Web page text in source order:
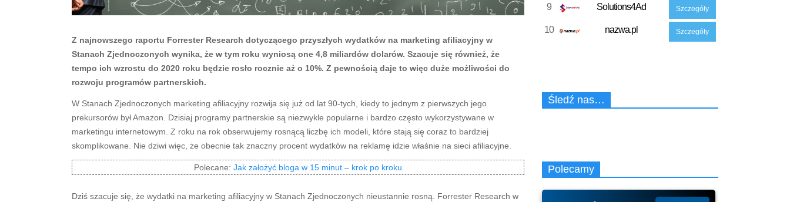
Z najnowszego raportu Forrester Research dotyczącego przyszłych wydatków na marketing afiliacyjny w
Stanach Zjednoczonych wynika, że w tym roku wyniosą one 4,8 miliardów dolarów. Szacuje się również, że
tempo ich wzrostu do 2020 roku będzie rosło rocznie aż o 10%. Z pewnością daje to więc duże możliwości do
rozwoju programów partnerskich.
W Stanach Zjednoczonych marketing afiliacyjny rozwija się już od lat 90-tych, kiedy to jednym z pierwszych jego
prekursorów był Amazon. Dzisiaj programy partnerskie są niezwykle popularne i bardzo często wykorzystywane w
marketingu internetowym. Z roku na rok obserwujemy rosnącą liczbę ich modeli, które stają się coraz to bardziej
skomplikowane. Nie dziwi więc, że obecnie tak znaczny procent wydatków na reklamę idzie właśnie na sieci afiliacyjne.
Polecane: Jak założyć bloga w 15 minut – krok po kroku
Dziś szacuje się, że wydatki na marketing afiliacyjny w Stanach Zjednoczonych nieustannie rosną. Forrester Research w
9 Solutions4Ad Szczegóły
10 nazwa.pl Szczegóły
Śledź nas…
Polecamy